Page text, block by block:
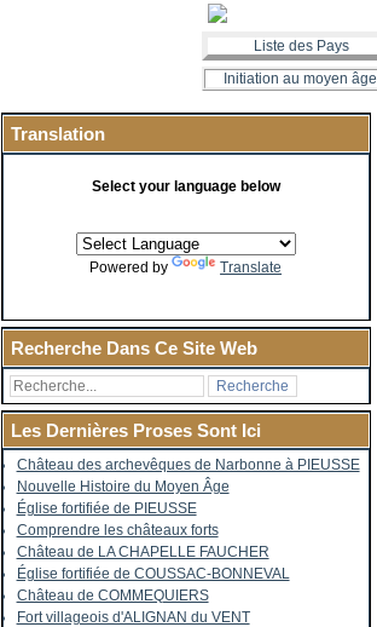
Liste des Pays
Initiation au moyen âge
Translation
Select your language below
Powered by Translate
Recherche Dans Ce Site Web
Les Dernières Proses Sont Ici
Château des archevêques de Narbonne à PIEUSSE
Nouvelle Histoire du Moyen Âge
Église fortifiée de PIEUSSE
Comprendre les châteaux forts
Château de LA CHAPELLE FAUCHER
Église fortifiée de COUSSAC-BONNEVAL
Château de COMMEQUIERS
Fort villageois d'ALIGNAN du VENT